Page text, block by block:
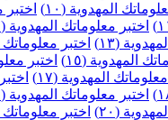
(١٠)
اختبر معلوماتك
المهدوية (١٢)
اختبر
اختبر معلوماتك المهدوية (١٤)
اختبر معلوماتك المهدوية
(١٧)
اختبر معلوماتك
المهدوية (١٩)
اختبر
اختبر معلوماتك المهدوية (٢١)